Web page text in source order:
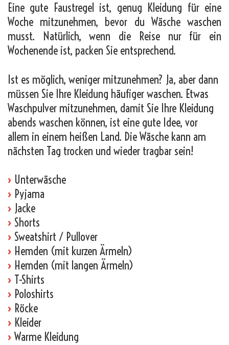
Eine gute Faustregel ist, genug Kleidung für eine
Woche mitzunehmen, bevor du Wäsche waschen
musst. Natürlich, wenn die Reise nur für ein
Wochenende ist, packen Sie entsprechend.
Ist es möglich, weniger mitzunehmen? Ja, aber dann
müssen Sie Ihre Kleidung häufiger waschen. Etwas
Waschpulver mitzunehmen, damit Sie Ihre Kleidung
abends waschen können, ist eine gute Idee, vor
allem in einem heißen Land. Die Wäsche kann am
nächsten Tag trocken und wieder tragbar sein!
› Unterwäsche
› Pyjama
› Jacke
› Shorts
› Sweatshirt / Pullover
› Hemden (mit kurzen Ärmeln)
› Hemden (mit langen Ärmeln)
› T-Shirts
› Poloshirts
› Röcke
› Kleider
› Warme Kleidung